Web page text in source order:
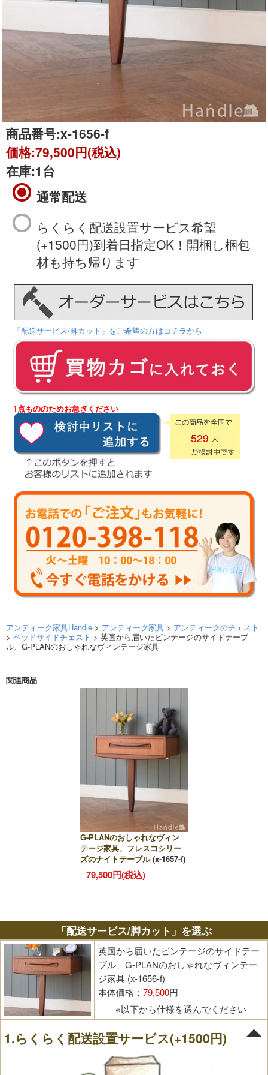
商品番号:x-1656-f
価格:79,500円(税込)
在庫:1台
通常配送
らくらく配送設置サービス希望
(+1500円)到着日指定OK！開梱し梱包
材も持ち帰ります
「配送サービス/脚カット」をご希望の方はコチラから
1点もののためお急ぎください
529
アンティーク家具Handle > アンティーク家具 > アンティークのチェスト
> ベッドサイドチェスト > 英国から届いたビンテージのサイドテーブ
ル、G-PLANのおしゃれなヴィンテージ家具
関連商品
G-PLANのおしゃれなヴィン
テージ家具、フレスコシリー
ズのナイトテーブル (x-1657-f)
79,500円(税込)
「配送サービス/脚カット」を選ぶ
英国から届いたビンテージのサイドテー
ブル、G-PLANのおしゃれなヴィンテー
ジ家具 (x-1656-f)
本体価格： 79,500円
※以下から仕様を選んでください
1.らくらく配送設置サービス(+1500円)